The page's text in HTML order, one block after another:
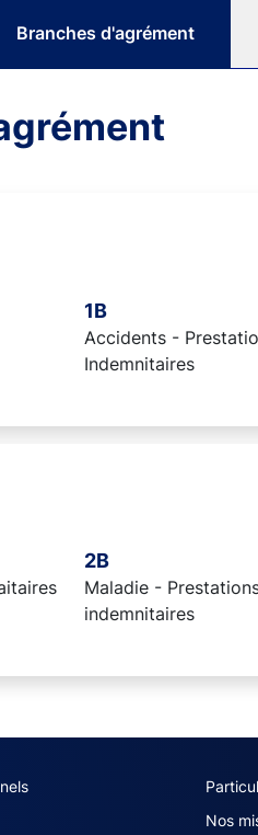
Branches d'agrément
1B
Accidents -
Indemnitaires
2B
Maladie -
indemnitaires
site
Nos